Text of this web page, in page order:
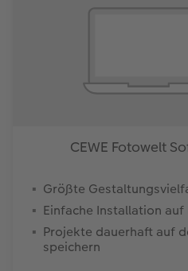
CEWE Fotowelt
Größte
Einfache Installation auf
Projekte dauerhaft auf
speichern